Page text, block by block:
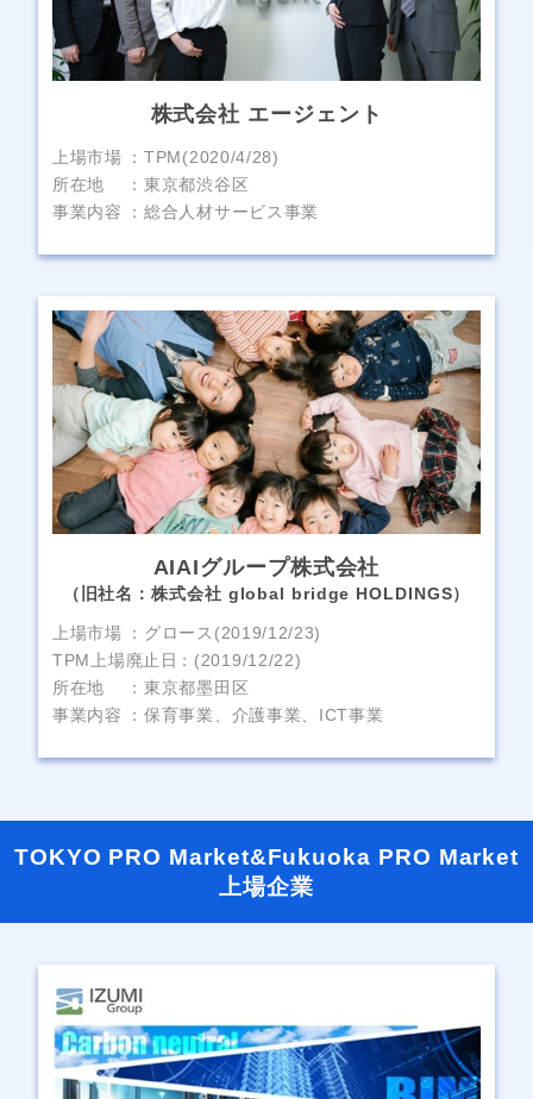
株式会社 エージェント
上場市場
TPM(2020/4/28)
所在地
東京都渋谷区
事業内容
総合人材サービス事業
AIAIグループ株式会社
（旧社名：株式会社 global bridge HOLDINGS）
上場市場
グロース(2019/12/23)
TPM上場廃止日
(2019/12/22)
所在地
東京都墨田区
事業内容
保育事業、介護事業、ICT事業
TOKYO PRO Market&Fukuoka PRO Market
上場企業